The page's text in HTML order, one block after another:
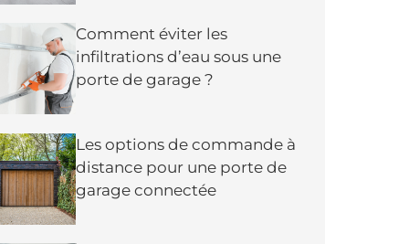
Comment éviter les
infiltrations d’eau sous une
porte de garage ?
Les options de commande à
distance pour une porte de
garage connectée